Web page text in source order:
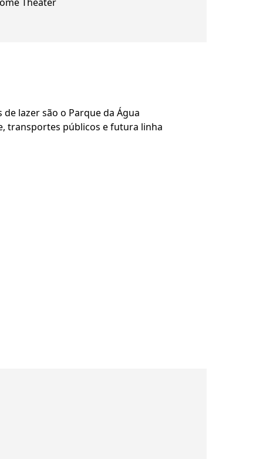
lazer são o Parque da Água
transportes públicos e futura linha